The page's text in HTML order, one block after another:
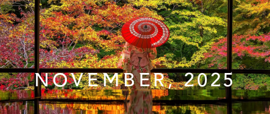
NOVEMBER, 2025